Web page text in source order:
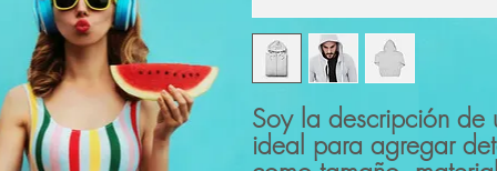
Soy la descripción de
ideal para agregar